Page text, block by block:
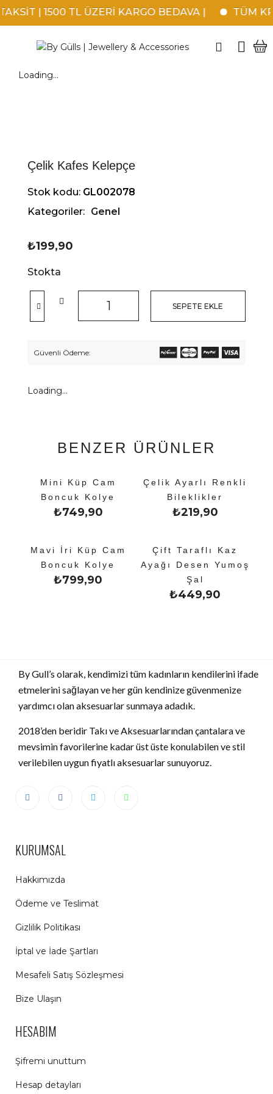
| 1500 TL ÜZERİ KARGO BEDAVA | TÜM
Loading...
Çelik Kafes Kelepçe
Stok kodu: GL002078
Kategoriler: Genel
₺199,90
Stokta
SEPETE EKLE
Güvenli Ödeme:
Loading...
BENZER ÜRÜNLER
Mini Küp Cam
Boncuk Kolye
₺749,90
Çelik Ayarlı Renkli
Bileklikler
₺219,90
Mavi İri Küp Cam
Boncuk Kolye
₺799,90
Çift Taraflı Kaz
Ayağı Desen Yumoş
Şal
₺449,90
By Gull’s olarak, kendimizi tüm kadınların kendilerini ifade
etmelerini sağlayan ve her gün kendinize güvenmenize
yardımcı olan aksesuarlar sunmaya adadık.
2018’den beridir Takı ve Aksesuarlarından çantalara ve
mevsimin favorilerine kadar üst üste konulabilen ve stil
verilebilen uygun fiyatlı aksesuarlar sunuyoruz.
KURUMSAL
Hakkımızda
Ödeme ve Teslimat
Gizlilik Politikası
İptal ve İade Şartları
Mesafeli Satış Sözleşmesi
Bize Ulaşın
HESABIM
Şifremi unuttum
Hesap detayları